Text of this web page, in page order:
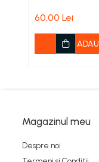
60,00 Lei
Magazinul meu
Despre noi